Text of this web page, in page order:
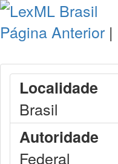
Página Anterior |
Localidade
Brasil
Autoridade
Federal